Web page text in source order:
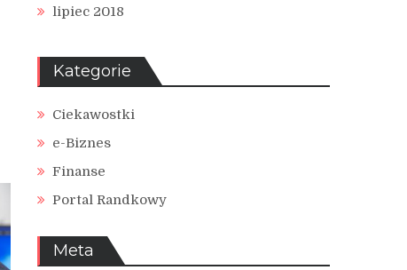
lipiec 2018
Kategorie
Ciekawostki
e-Biznes
Finanse
Portal Randkowy
Meta